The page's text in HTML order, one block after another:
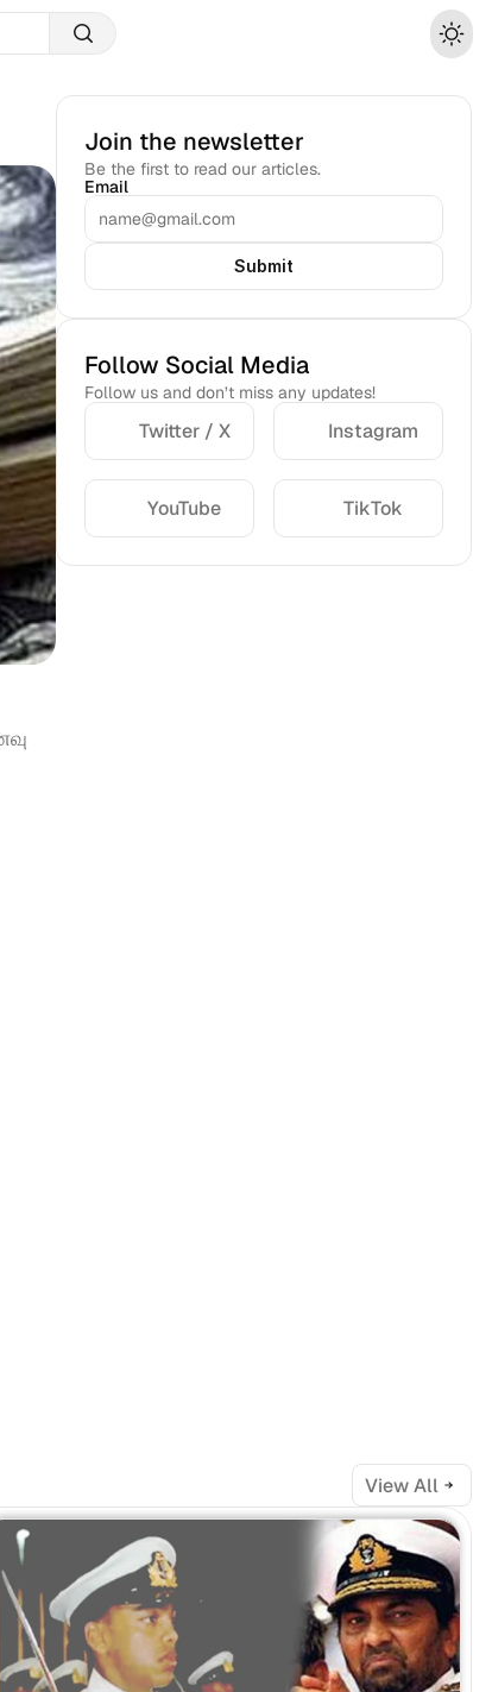
Join the newsletter
Be the first to read our articles.
Email
Submit
Follow Social Media
Follow us and don’t miss any updates!
Twitter / X Instagram
YouTube TikTok
View All